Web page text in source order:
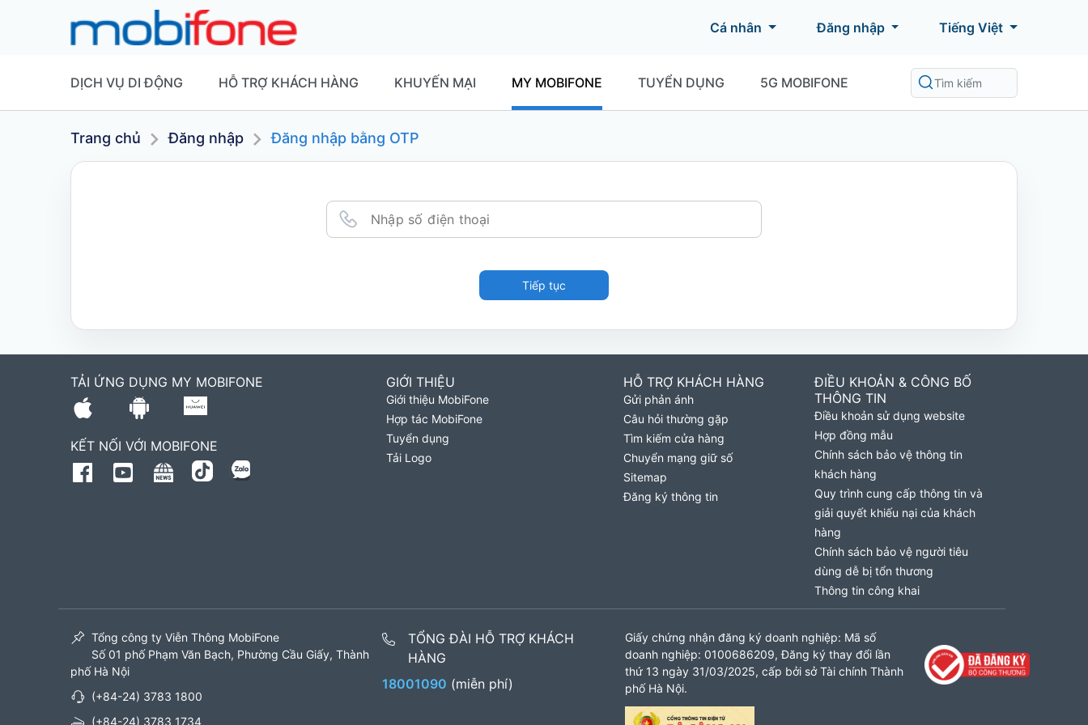
Cá nhân Đăng nhập Tiếng Việt
DỊCH VỤ DI ĐỘNG HỖ TRỢ KHÁCH HÀNG KHUYẾN MẠI MY MOBIFONE TUYỂN DỤNG 5G MOBIFONE
Trang chủ Đăng nhập Đăng nhập bằng OTP
Tiếp tục
TẢI ỨNG DỤNG MY MOBIFONE
KẾT NỐI VỚI MOBIFONE
GIỚI THIỆU
Giới thiệu MobiFone
Hợp tác MobiFone
Tuyển dụng
Tải Logo
HỖ TRỢ KHÁCH HÀNG
Gửi phản ánh
Câu hỏi thường gặp
Tìm kiếm cửa hàng
Chuyển mạng giữ số
Sitemap
Đăng ký thông tin
ĐIỀU KHOẢN & CÔNG BỐ
THÔNG TIN
Điều khoản sử dụng website
Hợp đồng mẫu
Chính sách bảo vệ thông tin
khách hàng
Quy trình cung cấp thông tin và
giải quyết khiếu nại của khách
hàng
Chính sách bảo vệ người tiêu
dùng dễ bị tổn thương
Thông tin công khai
Tổng công ty Viễn Thông MobiFone
Số 01 phố Phạm Văn Bạch, Phường Cầu Giấy, Thành
phố Hà Nội
(+84-24) 3783 1800
(+84-24) 3783 1734
TỔNG ĐÀI HỖ TRỢ KHÁCH
HÀNG
18001090 (miễn phí)
Giấy chứng nhận đăng ký doanh nghiệp: Mã số
doanh nghiệp: 0100686209, Đăng ký thay đổi lần
thứ 13 ngày 31/03/2025, cấp bởi sở Tài chính Thành
phố Hà Nội.